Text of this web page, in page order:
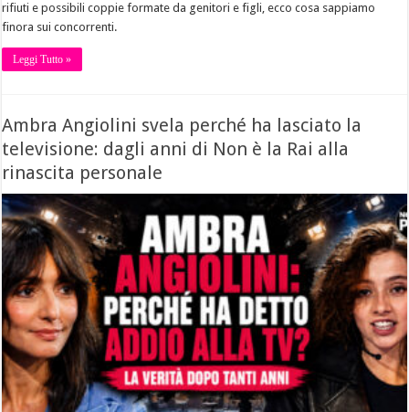
rifiuti e possibili coppie formate da genitori e figli, ecco cosa sappiamo
finora sui concorrenti.
Leggi Tutto »
Ambra Angiolini svela perché ha lasciato la
televisione: dagli anni di Non è la Rai alla
rinascita personale